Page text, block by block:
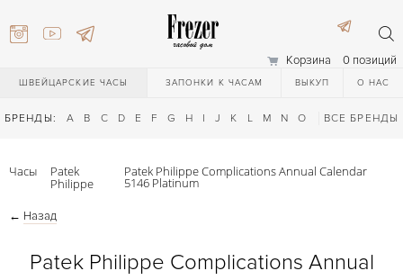
Корзина 0 позиций
ШВЕЙЦАРСКИЕ ЧАСЫ ЗАПОНКИ К ЧАСАМ ВЫКУП О НАС
БРЕНДЫ: A B C D E F G H I J K L M N O Q R S T
ВСЕ БРЕНДЫ
Часы Patek
Philippe
Patek Philippe Complications Annual Calendar
5146 Platinum
← Назад
Patek Philippe Complications Annual